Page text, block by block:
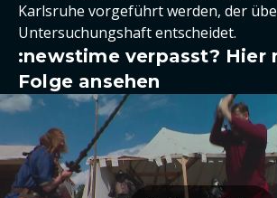
Karlsruhe vorgeführt werden, der
Untersuchungshaft entscheidet.
:newstime verpasst? Hier
Folge ansehen